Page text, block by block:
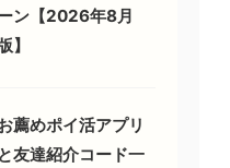
ン【2026年8月
】
薦めポイ活アプリ
と友達紹介コード一